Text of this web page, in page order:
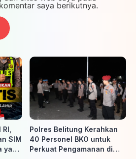
saya berikutnya.
SIM
yang
Polres Belitung Kerahkan
40 Personel BKO untuk
Perkuat Pengamanan di